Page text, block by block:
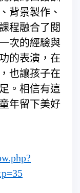
背景製作、
程融合了閱
次的經驗與
的表演，在
也讓孩子在
。相信有這
年留下美好